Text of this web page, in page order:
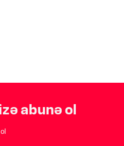
abunə ol